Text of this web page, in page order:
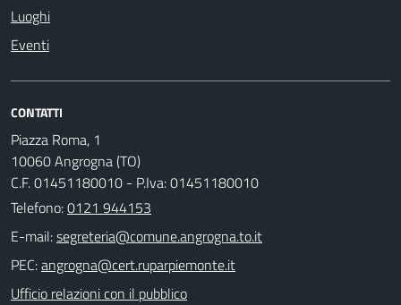
Luoghi
Eventi
CONTATTI
Piazza Roma, 1
10060 Angrogna (TO)
C.F. 01451180010 - P.Iva: 01451180010
Telefono:0121 944153
E-mail:
PEC:
Ufficio relazioni con il pubblico